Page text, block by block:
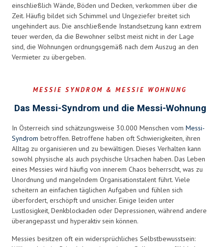
einschließlich Wände, Böden und Decken, verkommen über die
Zeit. Häufig bildet sich Schimmel und Ungeziefer breitet sich
ungehindert aus. Die anschließende Instandsetzung kann extrem
teuer werden, da die Bewohner selbst meist nicht in der Lage
sind, die Wohnungen ordnungsgemäß nach dem Auszug an den
Vermieter zu übergeben.
MESSIE SYNDROM & MESSIE WOHNUNG
Das Messi-Syndrom und die Messi-Wohnung
In Österreich sind schätzungsweise 30.000 Menschen vom Messi-
Syndrom betroffen. Betroffene haben oft Schwierigkeiten, ihren
Alltag zu organisieren und zu bewältigen. Dieses Verhalten kann
sowohl physische als auch psychische Ursachen haben. Das Leben
eines Messies wird häufig von innerem Chaos beherrscht, was zu
Unordnung und mangelndem Organisationstalent führt. Viele
scheitern an einfachen täglichen Aufgaben und fühlen sich
überfordert, erschöpft und unsicher. Einige leiden unter
Lustlosigkeit, Denkblockaden oder Depressionen, während andere
überangepasst und hyperaktiv sein können.
Messies besitzen oft ein widersprüchliches Selbstbewusstsein: